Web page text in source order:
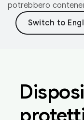
potrebbero